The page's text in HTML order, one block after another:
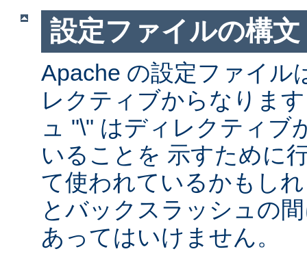
設定ファイルの構文
Apache の設定ファイル
レクティブからなりま
ュ "\" はディレクティブ
いることを 示すために
て使われているかもし
とバックスラッシュの
あってはいけません。